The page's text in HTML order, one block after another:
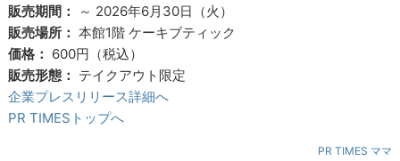
販売期間：
～ 2026年6月30日（火）
販売場所： 本館1階 ケーキブティック
価格： 600円（税込）
販売形態： テイクアウト限定
企業プレスリリース詳細へ
PR TIMESトップへ
PR TIMES ママ